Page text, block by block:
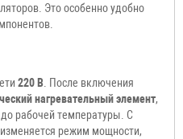
Это особенно удобно
220 В . После включения
нагревательный элемент,
рабочей температуры. С
режим мощности,